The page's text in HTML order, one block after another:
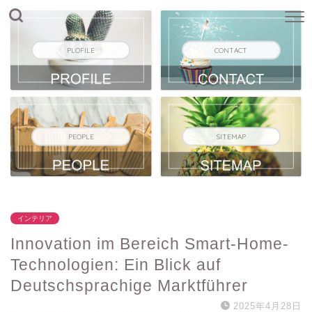
PLOFILE CONTACT
PEOPLE SITEMAP
インテリア
Innovation im Bereich Smart-Home-
Technologien: Ein Blick auf
Deutschsprachige Marktführer
2025年4月28日